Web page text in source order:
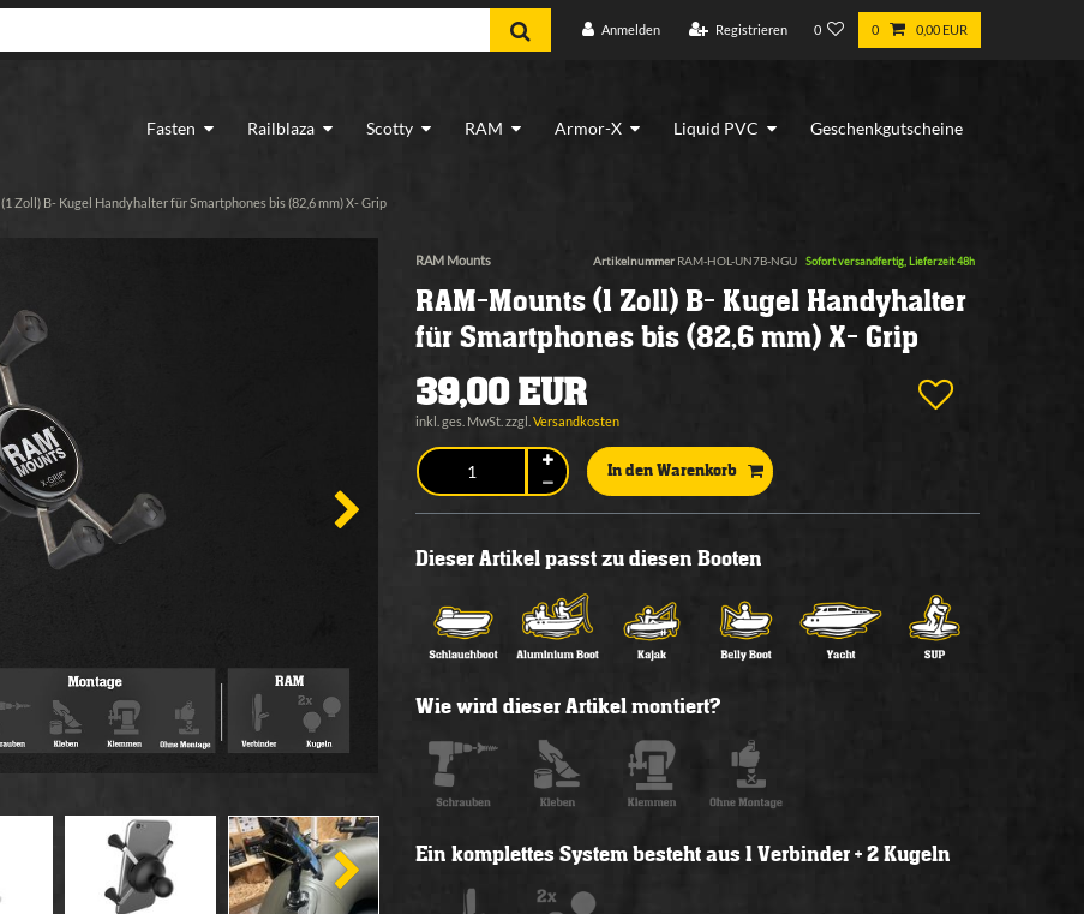
Anmelden Registrieren 0 0 0,00 EUR
Fasten Railblaza Scotty RAM Armor-X Liquid PVC Geschenkgutscheine
Zoll) B- Kugel Handyhalter für Smartphones bis (82,6 mm) X- Grip
RAM Mounts Artikelnummer RAM-HOL-UN7B-NGU Sofort versandfertig, Lieferzeit 48h
RAM-Mounts (1 Zoll) B- Kugel Handyhalter
für Smartphones bis (82,6 mm) X- Grip
39,00 EUR
inkl. ges. MwSt. zzgl. Versandkosten
In den Warenkorb
Dieser Artikel passt zu diesen Booten
Wie wird dieser Artikel montiert?
Ein komplettes System besteht aus 1 Verbinder + 2 Kugeln